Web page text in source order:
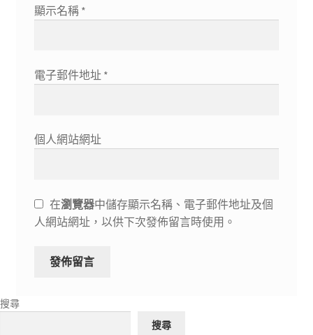
顯示名稱 *
電子郵件地址 *
個人網站網址
在瀏覽器中儲存顯示名稱、電子郵件地址及個
人網站網址，以供下次發佈留言時使用。
搜尋
搜尋